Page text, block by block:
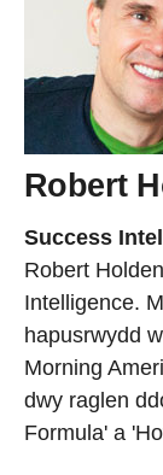
Robert
Success
Robert
Intelligence.
hapusrwydd
Morning
dwy raglen
Formula' a